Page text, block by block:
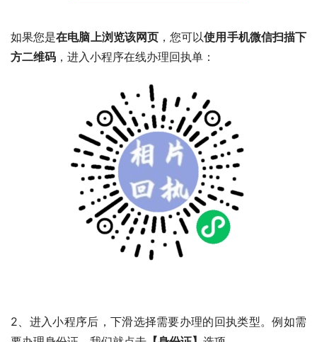
如果您是在电脑上浏览该网页 ，您可以使用手机微信扫描下
方二维码 ，进入小程序在线办理回执单：
2、进入小程序后，下滑选择需要办理的回执类型。例如需